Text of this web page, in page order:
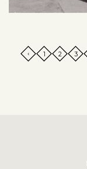
‹ 1 2 3